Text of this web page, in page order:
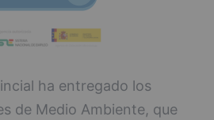
ha entregado los
de Medio Ambiente, que